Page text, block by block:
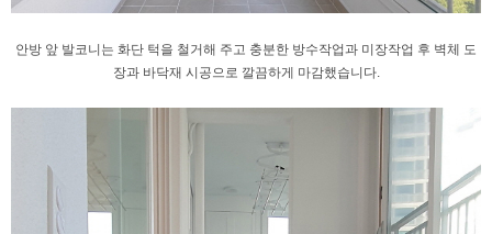
안방 앞 발코니는 화단 턱을 철거해 주고 충분한 방수작업과 미장작업 후 벽체 도
장과 바닥재 시공으로 깔끔하게 마감했습니다.